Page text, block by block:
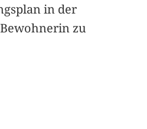
in der
zu